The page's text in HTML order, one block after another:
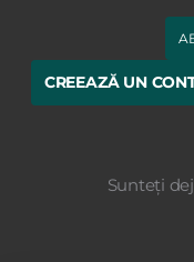
CREEAZĂ UN
Sunteți